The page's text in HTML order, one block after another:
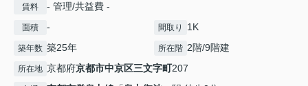
賃料 - 管理/共益費 -
面積 - 間取り 1K
築年数 築25年 所在階 2階/9階建
所在地 京都府京都市中京区三文字町207